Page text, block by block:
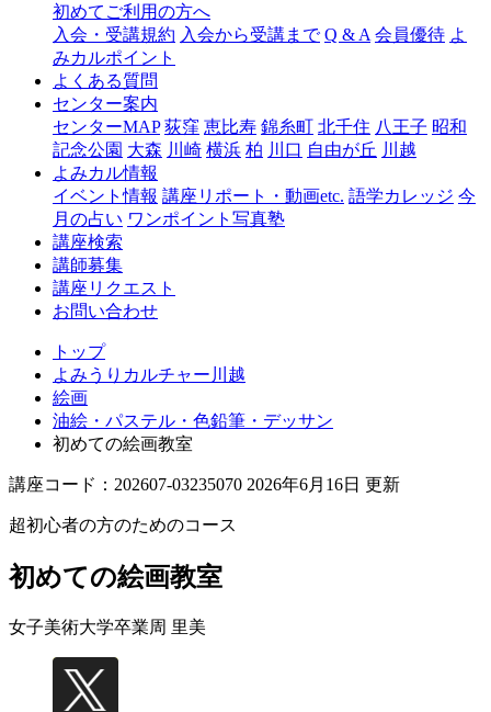
ャ
越
初めてご利用の方へ
入会・受講規約 入会から受講まで Q & A 会員優待 よ
みカルポイント
よくある質問
センター案内
センターMAP 荻窪 恵比寿 錦糸町 北千住 八王子 昭和
記念公園 大森 川崎 横浜 柏 川口 自由が丘 川越
よみカル情報
イベント情報 講座リポート・動画etc. 語学カレッジ 今
月の占い ワンポイント写真塾
講座検索
講師募集
講座リクエスト
お問い合わせ
トップ
よみうりカルチャー川越
絵画
油絵・パステル・色鉛筆・デッサン
初めての絵画教室
講座コード：202607-03235070 2026年6月16日 更新
超初心者の方のためのコース
初めての絵画教室
女子美術大学卒業周 里美